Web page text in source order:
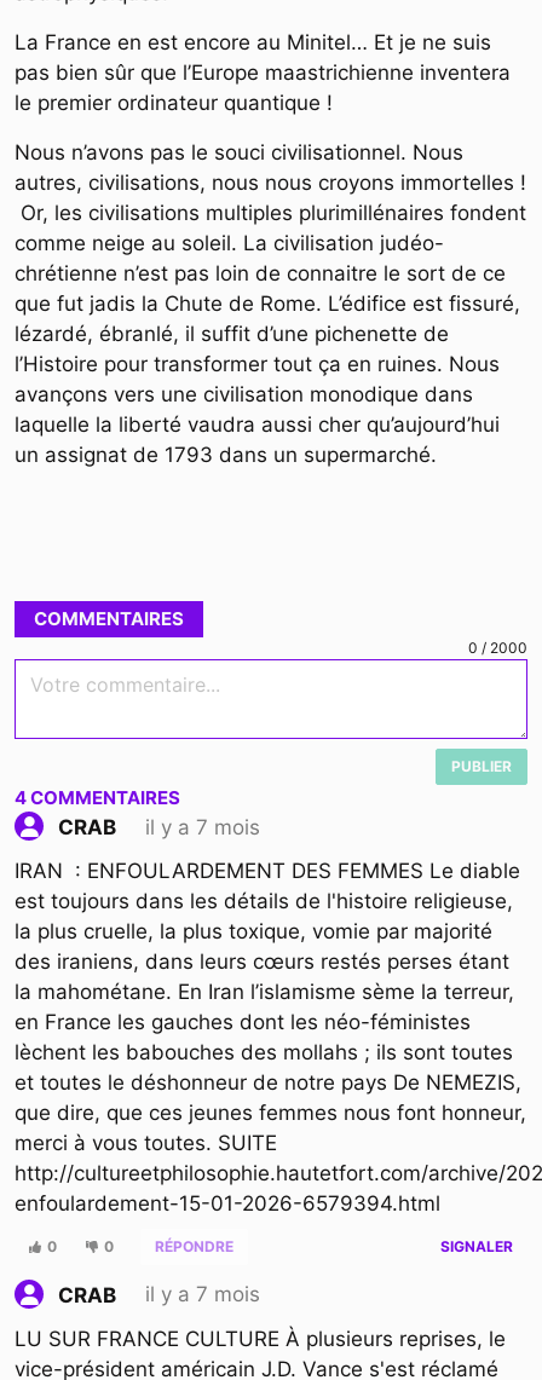
La France en est encore au Minitel… Et je ne suis
pas bien sûr que l’Europe maastrichienne inventera
le premier ordinateur quantique !
Nous n’avons pas le souci civilisationnel. Nous
autres, civilisations, nous nous croyons immortelles !
Or, les civilisations multiples plurimillénaires fondent
comme neige au soleil. La civilisation judéo-
chrétienne n’est pas loin de connaitre le sort de ce
que fut jadis la Chute de Rome. L’édifice est fissuré,
lézardé, ébranlé, il suffit d’une pichenette de
l’Histoire pour transformer tout ça en ruines. Nous
avançons vers une civilisation monodique dans
laquelle la liberté vaudra aussi cher qu’aujourd’hui
un assignat de 1793 dans un supermarché.
COMMENTAIRES
0 / 2000
Votre commentaire...
PUBLIER
4COMMENTAIRES
CRAB
il y a 7 mois
IRAN : ENFOULARDEMENT DES FEMMES Le diable
est toujours dans les détails de l'histoire religieuse,
la plus cruelle, la plus toxique, vomie par majorité
des iraniens, dans leurs cœurs restés perses étant
la mahométane. En Iran l’islamisme sème la terreur,
en France les gauches dont les néo-féministes
lèchent les babouches des mollahs ; ils sont toutes
et toutes le déshonneur de notre pays De NEMEZIS,
que dire, que ces jeunes femmes nous font honneur,
merci à vous toutes. SUITE
http://cultureetphilosophie.hautetfort.com/archive/
enfoulardement-15-01-2026-6579394.html
0 0 RÉPONDRE SIGNALER
CRAB
il y a 7 mois
LU SUR FRANCE CULTURE À plusieurs reprises, le
vice-président américain J.D. Vance s'est réclamé